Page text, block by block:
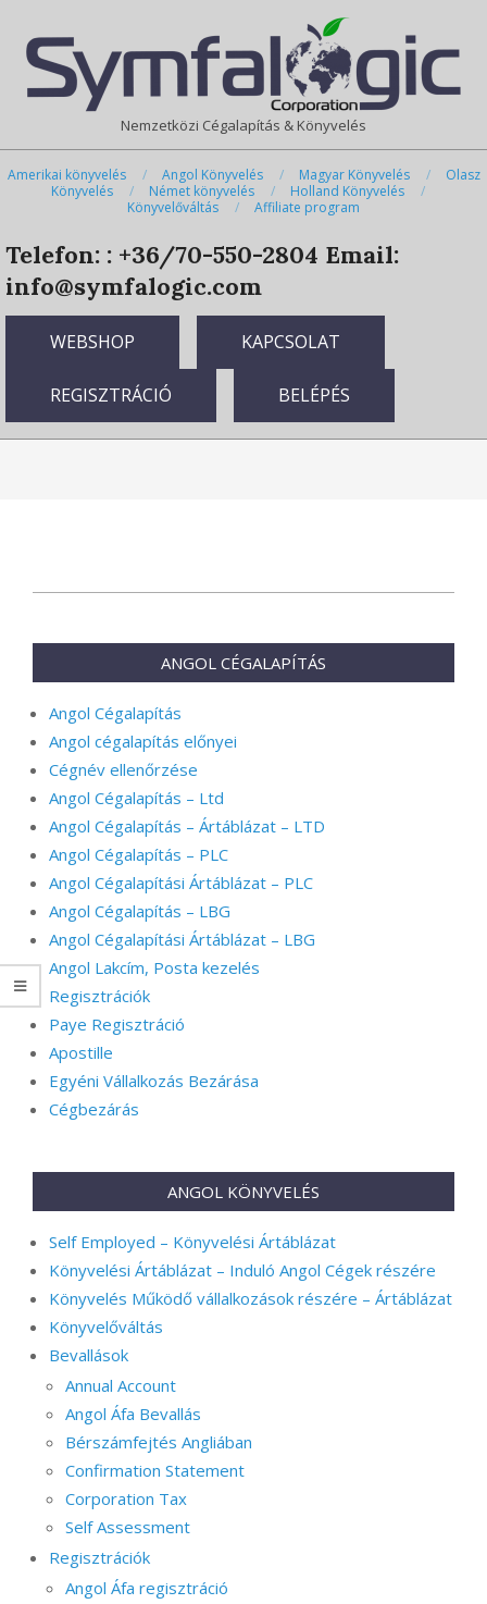
content
Navigation
Menu
Nemzetközi Cégalapítás & Könyvelés
Amerikai könyvelés Angol Könyvelés Magyar Könyvelés
Olasz
Könyvelés
Német könyvelés
Holland Könyvelés
Könyvelőváltás
Affiliate program
Telefon: : +36/70-550-2804 Email:
info@symfalogic.com
WEBSHOP KAPCSOLAT
REGISZTRÁCIÓ BELÉPÉS
ANGOL CÉGALAPÍTÁS
Angol Cégalapítás
Angol cégalapítás előnyei
Cégnév ellenőrzése
Angol Cégalapítás – Ltd
Angol Cégalapítás – Ártáblázat – LTD
Angol Cégalapítás – PLC
Angol Cégalapítási Ártáblázat – PLC
Angol Cégalapítás – LBG
Angol Cégalapítási Ártáblázat – LBG
Angol Lakcím, Posta kezelés
Regisztrációk
Paye Regisztráció
Apostille
Egyéni Vállalkozás Bezárása
Cégbezárás
ANGOL KÖNYVELÉS
Self Employed – Könyvelési Ártáblázat
Könyvelési Ártáblázat – Induló Angol Cégek részére
Könyvelés Működő vállalkozások részére – Ártáblázat
Könyvelőváltás
Bevallások
Annual Account
Angol Áfa Bevallás
Bérszámfejtés Angliában
Confirmation Statement
Corporation Tax
Self Assessment
Regisztrációk
Angol Áfa regisztráció